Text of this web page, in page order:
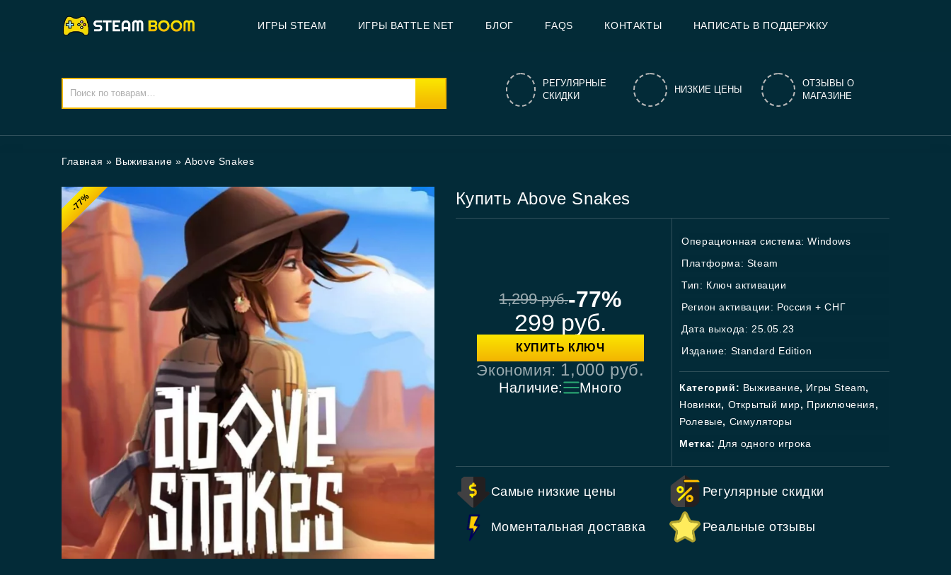
ИГРЫ STEAM ИГРЫ BATTLE NET БЛОГ FAQS КОНТАКТЫ НАПИСАТЬ В ПОДДЕРЖКУ
РЕГУЛЯРНЫЕ
СКИДКИ
НИЗКИЕ ЦЕНЫ
ОТЗЫВЫ О
МАГАЗИНЕ
Главная » Выживание »Above Snakes
-77% Купить Above Snakes
1,299руб.-77%
299 руб.
КУПИТЬ КЛЮЧ
Экономия: 1,000 руб.
Наличие: Много
Операционная система: Windows
Платформа: Steam
Тип: Ключ активации
Регион активации: Россия + СНГ
Дата выхода: 25.05.23
Издание: Standard Edition
Категорий: Выживание, Игры Steam,
Новинки, Открытый мир, Приключения,
Ролевые, Симуляторы
Метка: Для одного игрока
Самые низкие цены Регулярные скидки
Моментальная доставка Реальные отзывы